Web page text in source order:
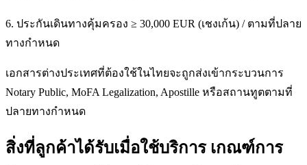
6. ประกันเดินทางคุ้มครอง ≥ 30,000 EUR (เชงเก้น) / ตามที่ปลาย
ทางกำหนด
เอกสารต่างประเทศที่ต้องใช้ในไทยจะถูกส่งเข้ากระบวนการ
Notary Public, MoFA Legalization, Apostille หรือสถานทูตตามที่
ปลายทางกำหนด
สิ่งที่ลูกค้าได้รับเมื่อใช้บริการ เกณฑ์การ